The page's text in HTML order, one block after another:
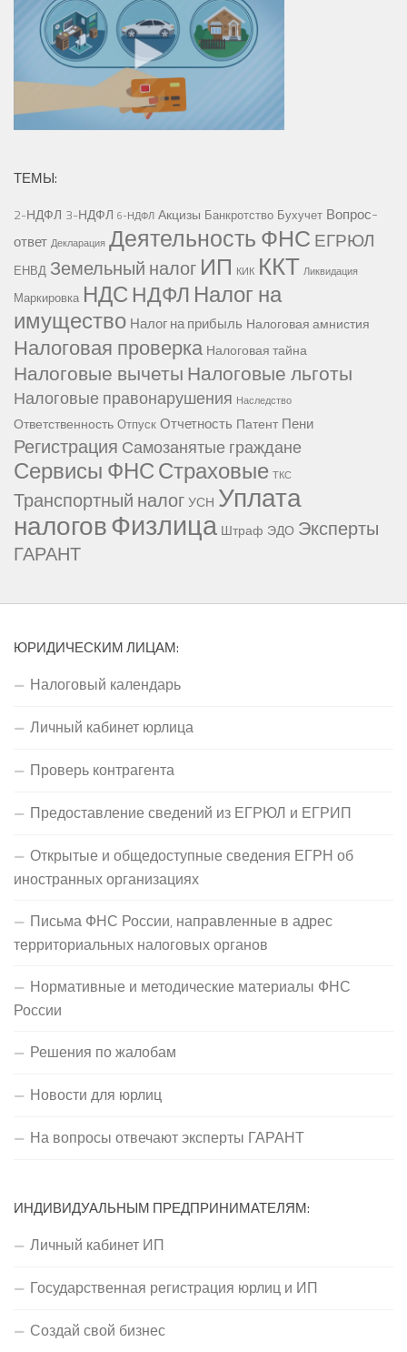
ТЕМЫ:
2-НДФЛ 3-НДФЛ 6-НДФЛ Акцизы Банкротство Бухучет Вопрос-
ответ Декларация Деятельность ФНС ЕГРЮЛ
ЕНВД Земельный налог ИП КИК ККТ Ликвидация
Маркировка НДС НДФЛ Налог на
имущество Налог на прибыль Налоговая амнистия
Налоговая проверка Налоговая тайна
Налоговые вычетыНалоговые льготы
Налоговые правонарушения Наследство
Ответственность Отпуск Отчетность Патент Пени
Регистрация Самозанятые граждане
Сервисы ФНССтраховые ТКС
Транспортный налогУСН Уплата
налоговФизлица Штраф ЭДО Эксперты
ГАРАНТ
ЮРИДИЧЕСКИМ ЛИЦАМ:
Налоговый календарь
Личный кабинет юрлица
Проверь контрагента
Предоставление сведений из ЕГРЮЛ и ЕГРИП
Открытые и общедоступные сведения ЕГРН об
иностранных организациях
Письма ФНС России, направленные в адрес
территориальных налоговых органов
Нормативные и методические материалы ФНС
России
Решения по жалобам
Новости для юрлиц
На вопросы отвечают эксперты ГАРАНТ
ИНДИВИДУАЛЬНЫМ ПРЕДПРИНИМАТЕЛЯМ:
Личный кабинет ИП
Государственная регистрация юрлиц и ИП
Создай свой бизнес